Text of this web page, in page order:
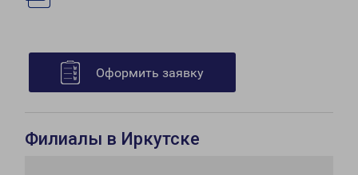
Оформить заявку
Филиалы в Иркутске